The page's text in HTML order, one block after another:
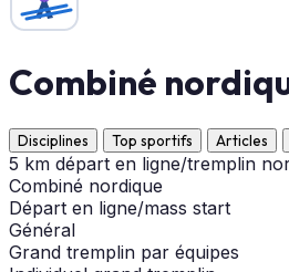
Combiné
Disciplines Top sportifs Articles
5 km départ en ligne/tremplin
Combiné nordique
Départ en ligne/mass start
Général
Grand tremplin par équipes